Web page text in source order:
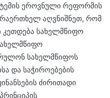
ეროვნული რეფორმის
აღვნიშნეთ, რომ
კეთდება სახელმწიფო
სახელმწიფოს
და საჭიროებების
ძირითადი